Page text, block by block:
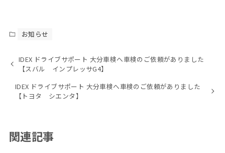
お知らせ
IDEX ドライブサポート 大分車検へ車検のご依頼がありました
【スバル インプレッサG4】
IDEX ドライブサポート 大分車検へ車検のご依頼がありました
【トヨタ シエンタ】
関連記事